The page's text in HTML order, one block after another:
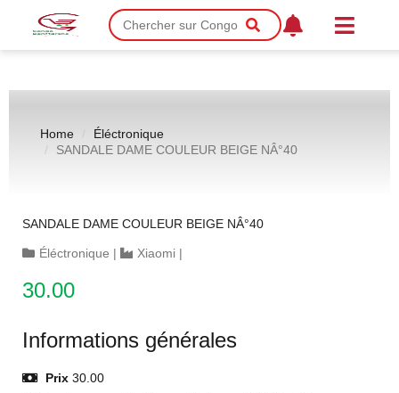
Home
Éléctronique
SANDALE DAME COULEUR BEIGE NÂ°40
SANDALE DAME COULEUR BEIGE NÂ°40
Éléctronique | Xiaomi |
30.00
Informations générales
Prix 30.00